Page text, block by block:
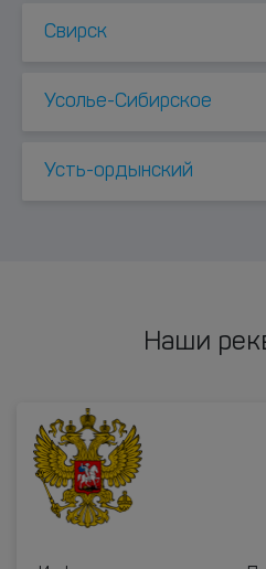
Свирск
Усолье-Сибирское
Усть-ордынский
Наши